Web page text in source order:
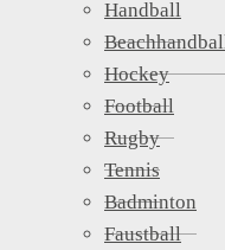
Handball
Hockey
Football
Rugby
Tennis
Badminton
Faustball